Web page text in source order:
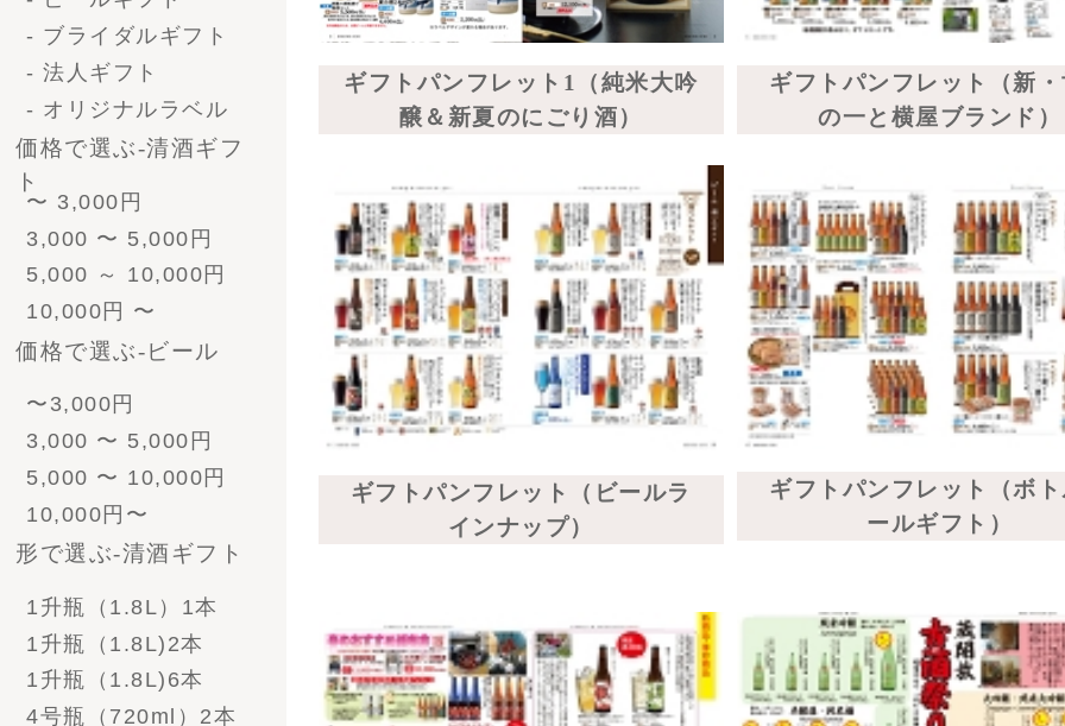
4号瓶（720ml）2本
4号瓶（720ml）3本
4号瓶（720ml）6本
形で選ぶ-ﾋﾞｰﾙｷﾞﾌﾄ
330ml 4本
330ml 6本
330ml 12本
330ml 24本
ﾋﾞｰﾙとｿｰｾｰｼﾞ
330ml 6本
330ml 8本
330ml 12本
ﾋﾞｰﾙとｿｰｾｰｼﾞ
- 酒粕漬けセット
- ソーセージ
ンソーダ）
ギフトパンフレット（古酒祭り
第3弾）
ギフト（戸田さ
一酒